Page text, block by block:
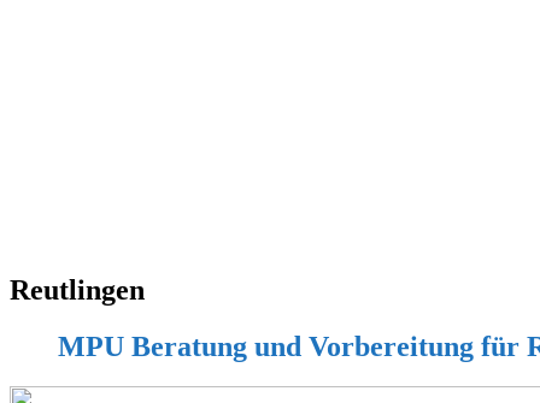
Reutlingen
MPU Beratung und Vorbereitung für